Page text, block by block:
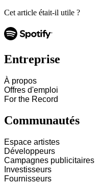
Cet article était-il utile ?
Entreprise
À propos
Offres d'emploi
For the Record
Communautés
Espace artistes
Développeurs
Campagnes publicitaires
Investisseurs
Fournisseurs